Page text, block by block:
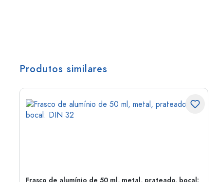
Produtos similares
Frasco de alumínio de 50 ml, metal, prateado, bocal: